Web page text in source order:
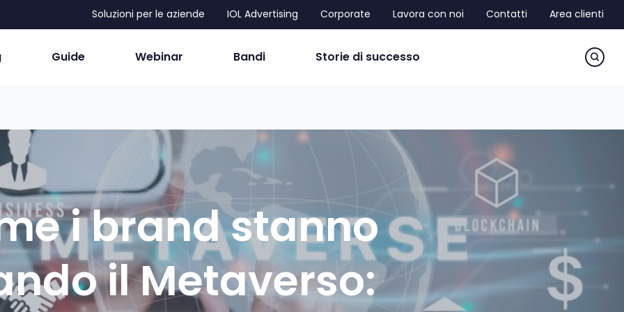
Soluzioni per le aziende IOL Advertising Corporate Lavora con noi Contatti Area clienti
Guide Webinar Bandi Storie di successo
i brand stanno
il Metaverso: